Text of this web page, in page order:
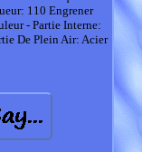
110 Engrener
- Partie Interne:
De Plein Air: Acier